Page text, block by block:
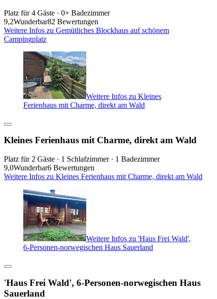
Platz für 4 Gäste · 0+ Badezimmer
9,2Wunderbar82 Bewertungen
Weitere Infos zu Gemütliches Blockhaus auf schönem
Campingplatz
Weitere Infos zu Kleines
Ferienhaus mit Charme, direkt am Wald
Kleines Ferienhaus mit Charme, direkt am Wald
Platz für 2 Gäste · 1 Schlafzimmer · 1 Badezimmer
9,0Wunderbar6 Bewertungen
Weitere Infos zu Kleines Ferienhaus mit Charme, direkt am Wald
Weitere Infos zu 'Haus Frei Wald',
6-Personen-norwegischen Haus Sauerland
'Haus Frei Wald', 6-Personen-norwegischen Haus
Sauerland